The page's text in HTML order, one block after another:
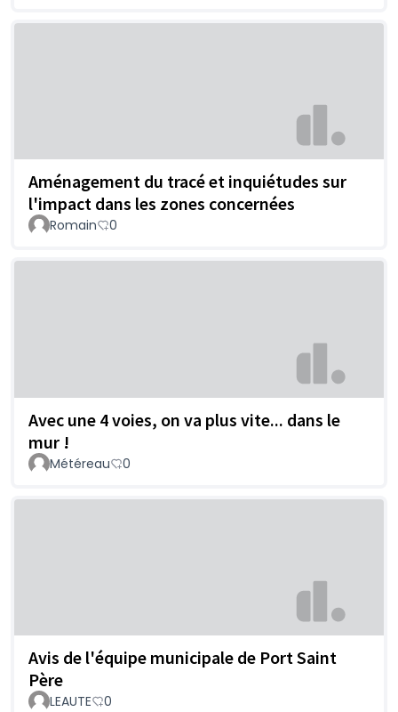
Aménagement du tracé et inquiétudes sur
l'impact dans les zones concernées
Romain 0
Avec une 4 voies, on va plus vite... dans le
mur !
Météreau 0
Avis de l'équipe municipale de Port Saint
Père
LEAUTE 0